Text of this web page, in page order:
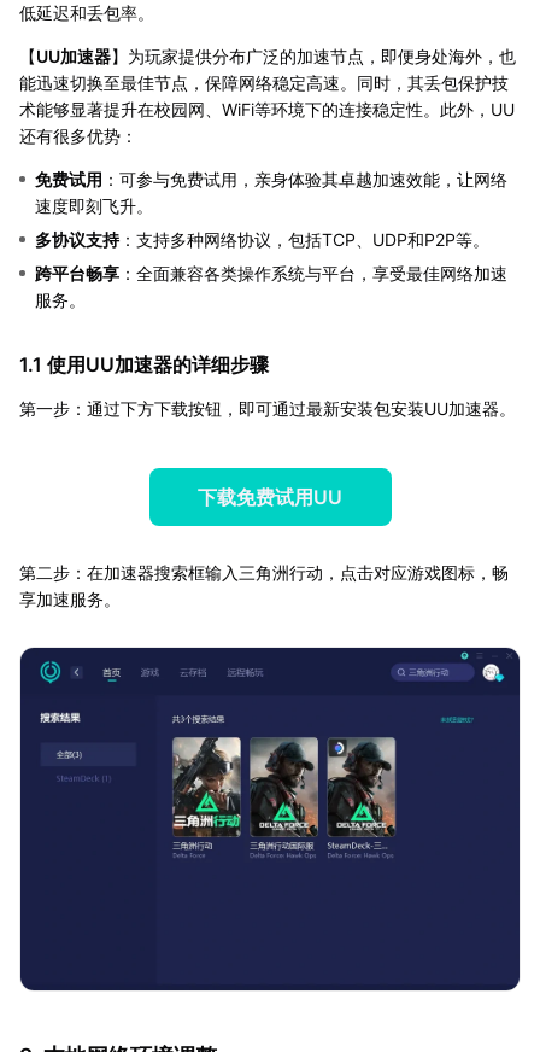
低延迟和丢包率。
【UU加速器】为玩家提供分布广泛的加速节点，即便身处海外，也
能迅速切换至最佳节点，保障网络稳定高速。同时，其丢包保护技
术能够显著提升在校园网、WiFi等环境下的连接稳定性。此外，UU
还有很多优势：
免费试用 ：可参与免费试用，亲身体验其卓越加速效能，让网络
速度即刻飞升。
多协议支持：支持多种网络协议，包括TCP、UDP和P2P等。
跨平台畅享 ：全面兼容各类操作系统与平台，享受最佳网络加速
服务。
1.1 使用UU加速器的详细步骤
第一步：通过下方下载按钮，即可通过最新安装包安装UU加速器。
下载免费试用UU
第二步：在加速器搜索框输入三角洲行动，点击对应游戏图标，畅
享加速服务。